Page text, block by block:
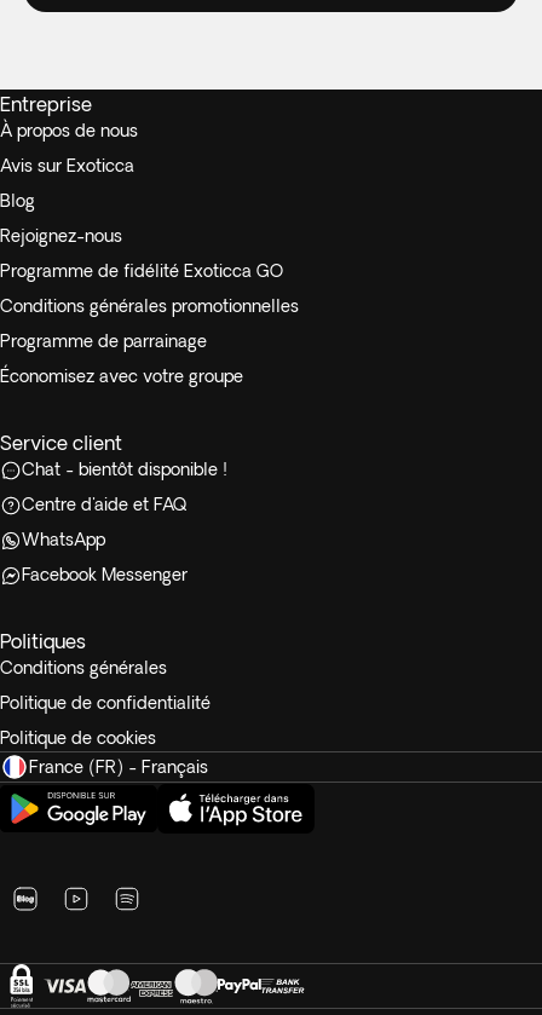
Entreprise
À propos de nous
Avis sur Exoticca
Blog
Rejoignez-nous
Programme de fidélité Exoticca GO
Conditions générales promotionnelles
Programme de parrainage
Économisez avec votre groupe
Service client
Chat - bientôt disponible !
Centre d'aide et FAQ
WhatsApp
Facebook Messenger
Politiques
Conditions générales
Politique de confidentialité
Politique de cookies
France (FR) - Français